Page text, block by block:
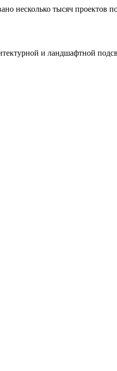
несколько тысяч проектов
и ландшафтной